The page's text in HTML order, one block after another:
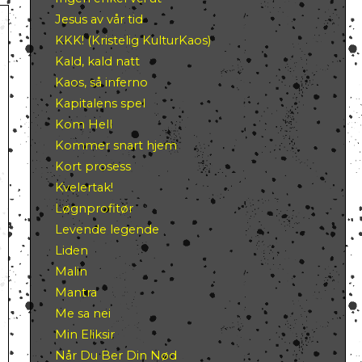
Jesus av vår tid
KKK! (Kristelig KulturKaos)
Kald, kald natt
Kaos, så inferno
Kapitalens spel
Kom Hell
Kommer snart hjem
Kort prosess
Kvelertak!
Løgnprofitør
Levende legende
Liden
Malin
Mantra
Me sa nei
Min Eliksir
Når Du Ber Din Nød